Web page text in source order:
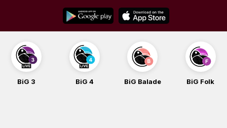
content
BiG 4 BiG Balade BiG Folk BiG iG